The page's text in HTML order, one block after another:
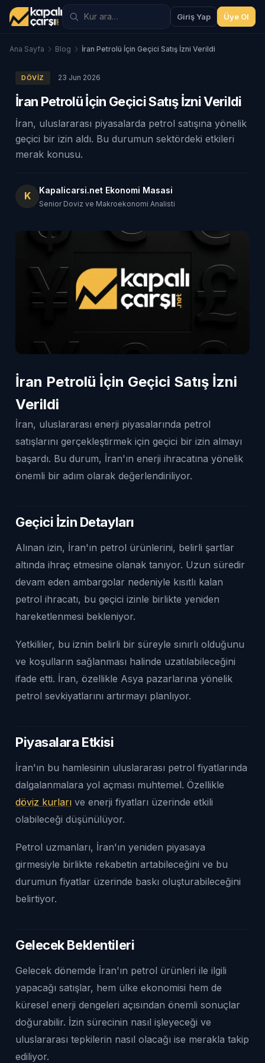
Giriş Yap Üye Ol
Ana Sayfa Blog İran Petrolü İçin Geçici Satış İzni Verildi
DÖVIZ 23 Jun 2026
İran Petrolü İçin Geçici Satış İzni Verildi
İran, uluslararası piyasalarda petrol satışına yönelik
geçici bir izin aldı. Bu durumun sektördeki etkileri
merak konusu.
K Kapalicarsi.net Ekonomi Masasi
Senior Doviz ve Makroekonomi Analisti
İran Petrolü İçin Geçici Satış İzni
Verildi
İran, uluslararası enerji piyasalarında petrol
satışlarını gerçekleştirmek için geçici bir izin almayı
başardı. Bu durum, İran'ın enerji ihracatına yönelik
önemli bir adım olarak değerlendiriliyor.
Geçici İzin Detayları
Alınan izin, İran'ın petrol ürünlerini, belirli şartlar
altında ihraç etmesine olanak tanıyor. Uzun süredir
devam eden ambargolar nedeniyle kısıtlı kalan
petrol ihracatı, bu geçici izinle birlikte yeniden
hareketlenmesi bekleniyor.
Yetkililer, bu iznin belirli bir süreyle sınırlı olduğunu
ve koşulların sağlanması halinde uzatılabileceğini
ifade etti. İran, özellikle Asya pazarlarına yönelik
petrol sevkiyatlarını artırmayı planlıyor.
Piyasalara Etkisi
İran'ın bu hamlesinin uluslararası petrol fiyatlarında
dalgalanmalara yol açması muhtemel. Özellikle
döviz kurları ve enerji fiyatları üzerinde etkili
olabileceği düşünülüyor.
Petrol uzmanları, İran'ın yeniden piyasaya
girmesiyle birlikte rekabetin artabileceğini ve bu
durumun fiyatlar üzerinde baskı oluşturabileceğini
belirtiyor.
Gelecek Beklentileri
Gelecek dönemde İran'ın petrol ürünleri ile ilgili
yapacağı satışlar, hem ülke ekonomisi hem de
küresel enerji dengeleri açısından önemli sonuçlar
doğurabilir. İzin sürecinin nasıl işleyeceği ve
uluslararası tepkilerin nasıl olacağı ise merakla takip
ediliyor.